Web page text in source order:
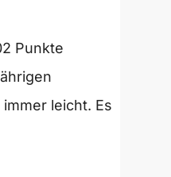
Punkte
leicht. Es